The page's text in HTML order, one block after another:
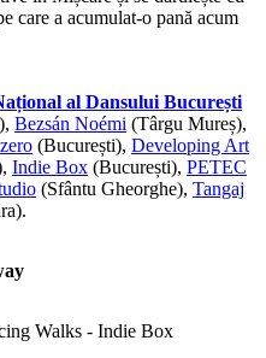
care a acumulat-o pană acum
al Dansului București
Bezsán Noémi (Târgu Mureș),
(București), Developing Art
Indie Box (București), PETEC
(Sfântu Gheorghe), Tangaj